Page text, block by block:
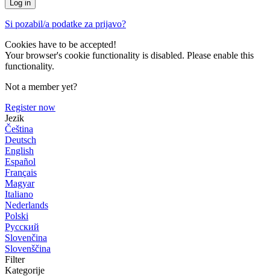
Si pozabil/a podatke za prijavo?
Cookies have to be accepted!
Your browser's cookie functionality is disabled. Please enable this
functionality.
Not a member yet?
Register now
Jezik
Čeština
Deutsch
English
Español
Français
Magyar
Italiano
Nederlands
Polski
Русский
Slovenčina
Slovenščina
Filter
Kategorije